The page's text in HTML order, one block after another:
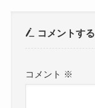
コメントする
コメント ※